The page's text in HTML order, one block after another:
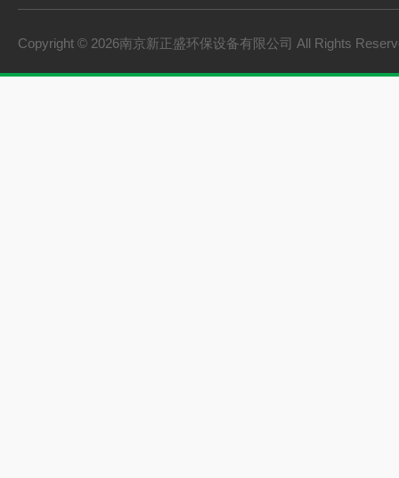
Copyright © 2026南京新正盛环保设备有限公司 All Rights